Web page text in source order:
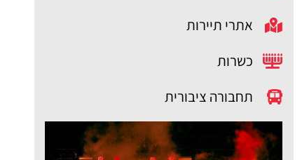
אתרי תיירות
כשרות
תחבורה ציבורית